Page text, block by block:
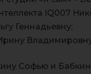
IQ007
Геннадьевну;
Софью и